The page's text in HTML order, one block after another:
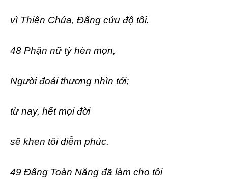
vì Thiên Chúa, Đấng cứu độ tôi.
48 Phận nữ tỳ hèn mọn,
Người đoái thương nhìn tới;
từ nay, hết mọi đời
sẽ khen tôi diễm phúc.
49 Đấng Toàn Năng đã làm cho tôi